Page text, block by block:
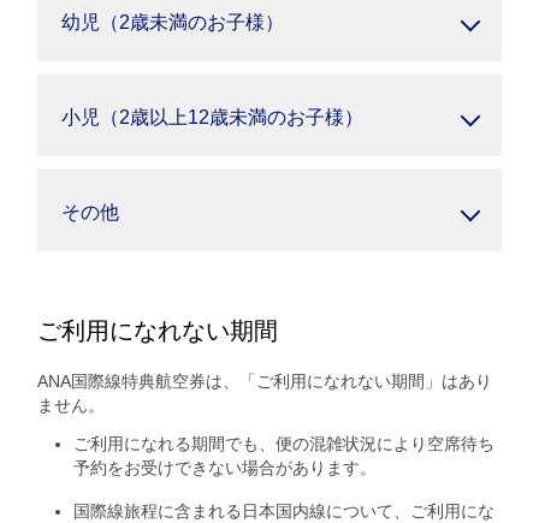
幼児（2歳未満のお子様）
小児（2歳以上12歳未満のお子様）
その他
ご利用になれない期間
ANA国際線特典航空券は、「ご利用になれない期間」はあり
ません。
ご利用になれる期間でも、便の混雑状況により空席待ち
予約をお受けできない場合があります。
国際線旅程に含まれる日本国内線について、ご利用にな